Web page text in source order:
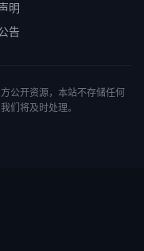
明
告
公开资源，本站不存储任何
们将及时处理。